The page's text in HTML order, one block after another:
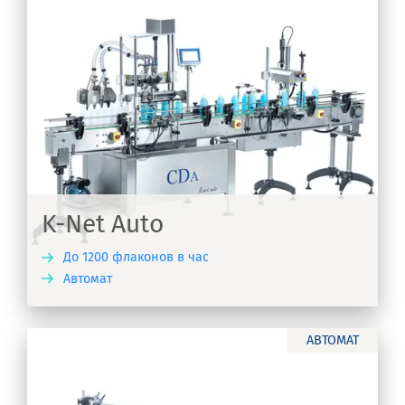
K-Net Auto
До 1200 флаконов в час
Автомат
АВТОМАТ